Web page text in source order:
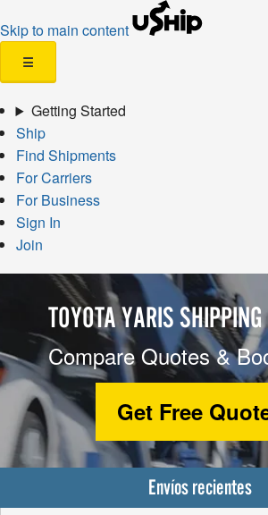
Skip to main content
☰
Getting Started
Ship
Find Shipments
For Carriers
For Business
Sign In
Join
TOYOTA YARIS
Compare Quotes &
Get Free
Envíos recientes